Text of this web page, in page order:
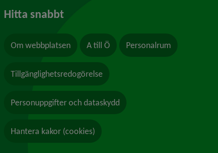
Hitta snabbt
Om webbplatsen A till Ö Personalrum
Tillgänglighetsredogörelse
Personuppgifter och dataskydd
Hantera kakor (cookies)